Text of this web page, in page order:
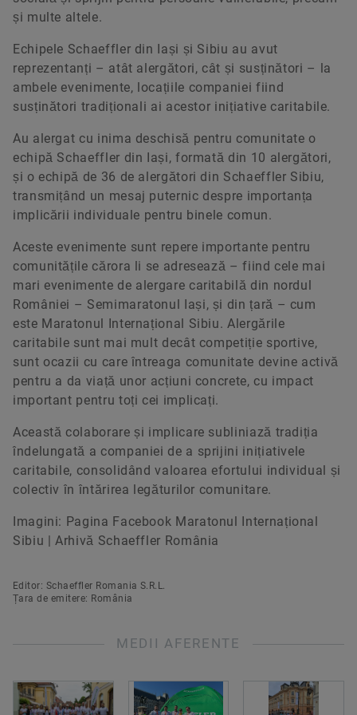
și multe altele.
Echipele Schaeffler din Iași și Sibiu au avut
reprezentanți – atât alergători, cât și susținători – la
ambele evenimente, locațiile companiei fiind
susținători tradiționali ai acestor inițiative caritabile.
Au alergat cu inima deschisă pentru comunitate o
echipă Schaeffler din Iași, formată din 10 alergători,
și o echipă de 36 de alergători din Schaeffler Sibiu,
transmițând un mesaj puternic despre importanța
implicării individuale pentru binele comun.
Aceste evenimente sunt repere importante pentru
comunitățile cărora li se adresează – fiind cele mai
mari evenimente de alergare caritabilă din nordul
României – Semimaratonul Iași, și din țară – cum
este Maratonul Internațional Sibiu. Alergările
caritabile sunt mai mult decât competiție sportive,
sunt ocazii cu care întreaga comunitate devine activă
pentru a da viață unor acțiuni concrete, cu impact
important pentru toți cei implicați.
Această colaborare și implicare subliniază tradiția
îndelungată a companiei de a sprijini inițiativele
caritabile, consolidând valoarea efortului individual și
colectiv în întărirea legăturilor comunitare.
Imagini: Pagina Facebook Maratonul Internațional
Sibiu | Arhivă Schaeffler România
Editor: Schaeffler Romania S.R.L.
Țara de emitere: România
MEDII AFERENTE